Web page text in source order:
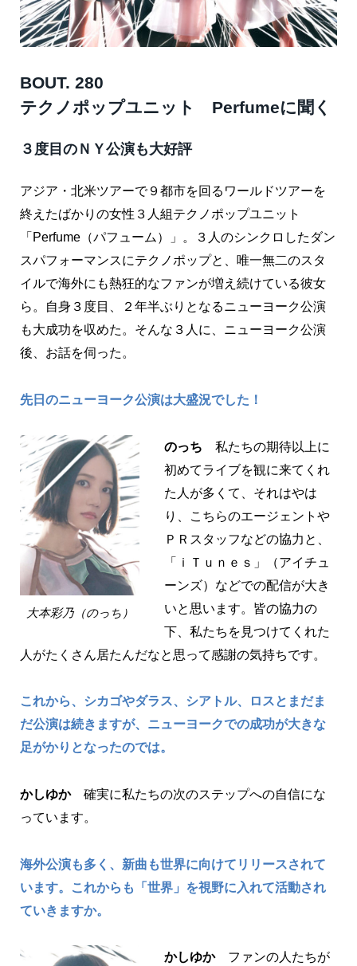
BOUT. 280
テクノポップユニット Perfumeに聞く
３度目のＮＹ公演も大好評
アジア・北米ツアーで９都市を回るワールドツアーを
終えたばかりの女性３人組テクノポップユニット
「Perfume（パフューム）」。３人のシンクロしたダン
スパフォーマンスにテクノポップと、唯一無二のスタ
イルで海外にも熱狂的なファンが増え続けている彼女
ら。自身３度目、２年半ぶりとなるニューヨーク公演
も大成功を収めた。そんな３人に、ニューヨーク公演
後、お話を伺った。
先日のニューヨーク公演は大盛況でした！
大本彩乃（のっち）
のっち 私たちの期待以上に
初めてライブを観に来てくれ
た人が多くて、それはやは
り、こちらのエージェントや
ＰＲスタッフなどの協力と、
「ｉＴｕｎｅｓ」（アイチュ
ーンズ）などでの配信が大き
いと思います。皆の協力の
下、私たちを見つけてくれた
人がたくさん居たんだなと思って感謝の気持ちです。
これから、シカゴやダラス、シアトル、ロスとまだま
だ公演は続きますが、ニューヨークでの成功が大きな
足がかりとなったのでは。
かしゆか 確実に私たちの次のステップへの自信にな
っています。
海外公演も多く、新曲も世界に向けてリリースされて
います。これからも「世界」を視野に入れて活動され
ていきますか。
かしゆか ファンの人たちが